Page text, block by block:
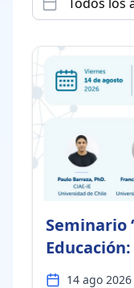
Seminario
desafiando
14 ago 2026